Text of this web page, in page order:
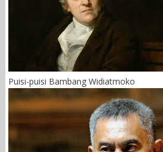
Puisi-puisi Bambang Widiatmoko